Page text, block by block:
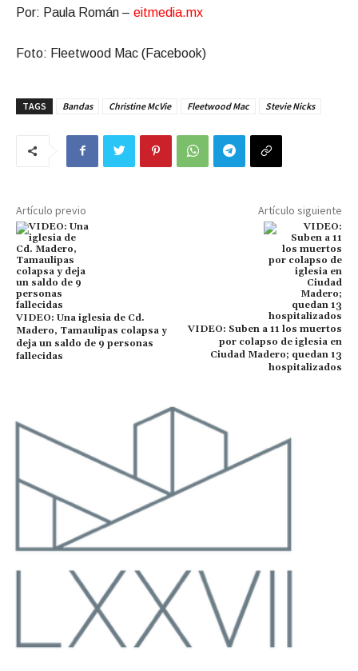
Por: Paula Román – eitmedia.mx
Foto: Fleetwood Mac (Facebook)
TAGS Bandas Christine McVie Fleetwood Mac Stevie Nicks
Artículo previo
VIDEO: Una iglesia de Cd.
Madero, Tamaulipas colapsa y
deja un saldo de 9 personas
fallecidas
Artículo siguiente
VIDEO: Suben a 11 los muertos
por colapso de iglesia en
Ciudad Madero; quedan 13
hospitalizados